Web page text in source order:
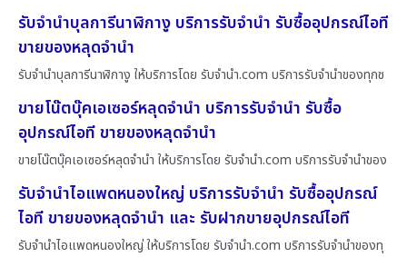
รับจำนำบุลการีนาฬิกางู บริการรับจำนำ รับซื้ออุปกรณ์ไอที
ขายของหลุดจำนำ
รับจำนำบุลการีนาฬิกางู ให้บริการโดย รับจํานํา.com บริการรับจำนำของทุกช
ขายโน๊ตบุ๊คเอเซอร์หลุดจำนำ บริการรับจำนำ รับซื้อ
อุปกรณ์ไอที ขายของหลุดจำนำ
ขายโน๊ตบุ๊คเอเซอร์หลุดจำนำ ให้บริการโดย รับจํานํา.com บริการรับจำนำของ
รับจำนำไอแพดหนองใหญ่ บริการรับจำนำ รับซื้ออุปกรณ์
ไอที ขายของหลุดจำนำ และ รับฝากขายอุปกรณ์ไอที
รับจำนำไอแพดหนองใหญ่ ให้บริการโดย รับจํานํา.com บริการรับจำนำของทุ